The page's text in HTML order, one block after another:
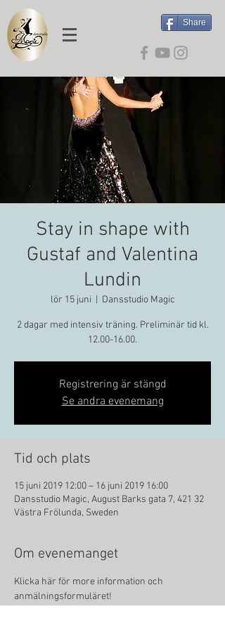
Share
Stay in shape with
Gustaf and Valentina
Lundin
lör 15 juni Dansstudio Magic
2 dagar med intensiv träning. Preliminär tid kl.
12.00-16.00.
Registrering är stängd
Se andra evenemang
Tid och plats
15 juni 2019 12:00 – 16 juni 2019 16:00
Dansstudio Magic, August Barks gata 7, 421 32
Västra Frölunda, Sweden
Om evenemanget
Klicka här för more information och
anmälningsformuläret!